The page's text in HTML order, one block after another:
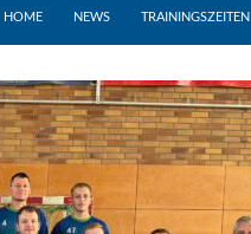
HOME NEWS TRAININGSZEITEN